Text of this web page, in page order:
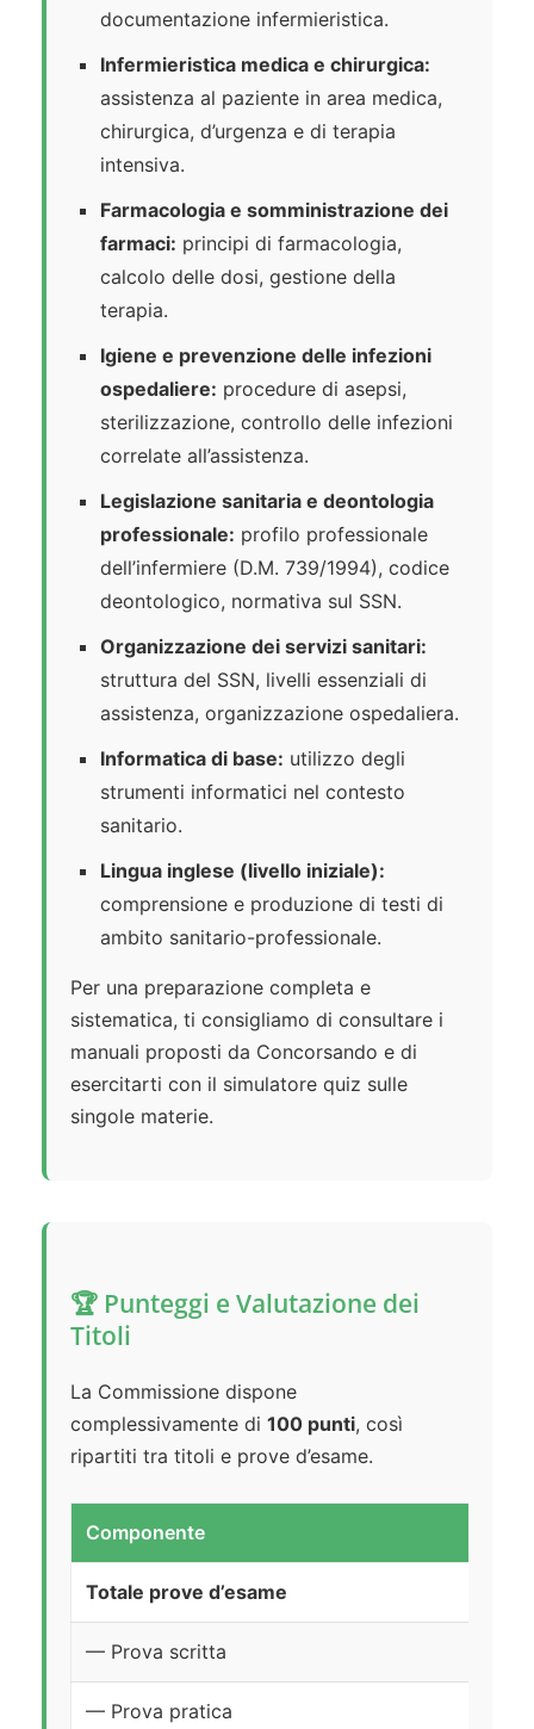
documentazione infermieristica.
Infermieristica medica e chirurgica:
assistenza al paziente in area medica,
chirurgica, d’urgenza e di terapia
intensiva.
Farmacologia e somministrazione dei
farmaci: principi di farmacologia,
calcolo delle dosi, gestione della
terapia.
Igiene e prevenzione delle infezioni
ospedaliere: procedure di asepsi,
sterilizzazione, controllo delle infezioni
correlate all’assistenza.
Legislazione sanitaria e deontologia
professionale: profilo professionale
dell’infermiere (D.M. 739/1994), codice
deontologico, normativa sul SSN.
Organizzazione dei servizi sanitari:
struttura del SSN, livelli essenziali di
assistenza, organizzazione ospedaliera.
Informatica di base: utilizzo degli
strumenti informatici nel contesto
sanitario.
Lingua inglese (livello iniziale):
comprensione e produzione di testi di
ambito sanitario-professionale.
Per una preparazione completa e
sistematica, ti consigliamo di consultare i
manuali proposti da Concorsando e di
esercitarti con il simulatore quiz sulle
singole materie.
🏆 Punteggi e Valutazione dei
Titoli
La Commissione dispone
complessivamente di 100 punti, così
ripartiti tra titoli e prove d’esame.
Componente
Totale prove d’esame
— Prova scritta
— Prova pratica